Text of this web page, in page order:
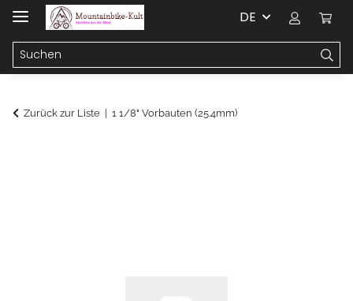
DE
Zurück zur Liste 1 1/8" Vorbauten (25.4mm)